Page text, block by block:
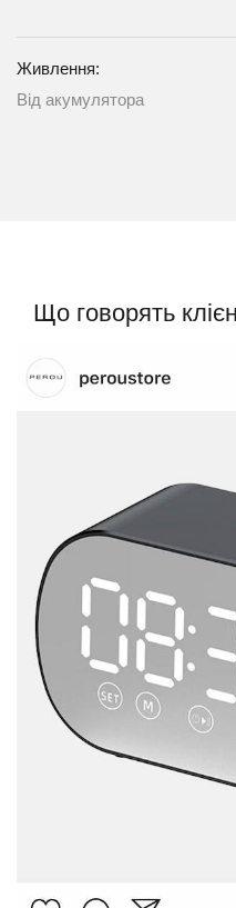
Живлення:
Від акумулятора
Що говорять